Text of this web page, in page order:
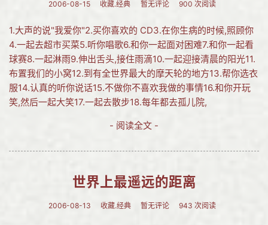
2006-08-15 收藏.经典 暂无评论 900 次阅读
1.大声的说"我爱你"2.买你喜欢的 CD3.在你生病的时候,照顾你
4.一起去超市买菜5.听你唱歌6.和你一起面对困难7.和你一起看
球赛8.一起淋雨9.伸出舌头,接住雨滴10.一起迎接清晨的阳光11.
布置我们的小窝12.到有全世界最大的摩天轮的地方13.帮你选衣
服14.认真的听你说话15.不做你不喜欢我做的事情16.和你开玩
笑,然后一起大笑17.一起去散步18.每年都去孤儿院,
- 阅读全文 -
世界上最遥远的距离
2006-08-13 收藏.经典 暂无评论 943 次阅读